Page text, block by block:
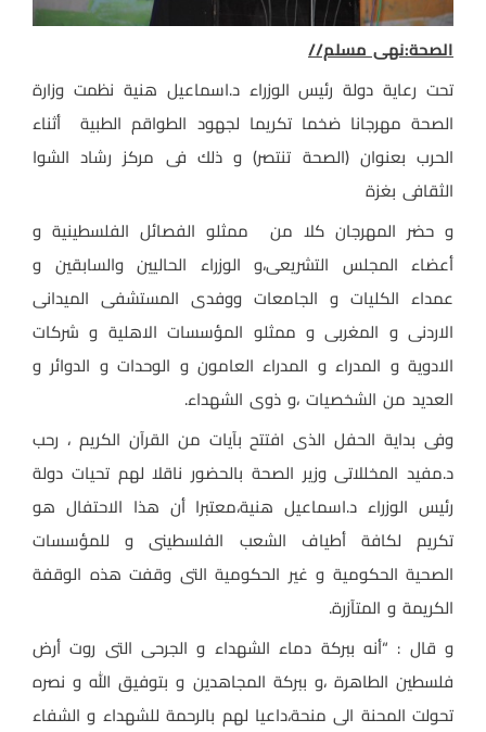
الصحة:نهى مسلم//
تحت رعاية دولة رئيس الوزراء د.اسماعيل هنية نظمت وزارة
الصحة مهرجانا ضخما تكريما لجهود الطواقم الطبية أثناء
الحرب بعنوان (الصحة تنتصر) و ذلك فى مركز رشاد الشوا
الثقافى بغزة
و حضر المهرجان كلا من ممثلو الفصائل الفلسطينية و
أعضاء المجلس التشريعى،و الوزراء الحاليين والسابقين و
عمداء الكليات و الجامعات ووفدى المستشفى الميدانى
الاردنى و المغربى و ممثلو المؤسسات الاهلية و شركات
الادوية و المدراء و المدراء العامون و الوحدات و الدوائر و
العديد من الشخصيات ،و ذوى الشهداء.
وفى بداية الحفل الذى افتتح بآيات من القرآن الكريم ، رحب
د.مفيد المخللاتى وزير الصحة بالحضور ناقلا لهم تحيات دولة
رئيس الوزراء د.اسماعيل هنية،معتبرا أن هذا الاحتفال هو
تكريم لكافة أطياف الشعب الفلسطينى و للمؤسسات
الصحية الحكومية و غير الحكومية التى وقفت هذه الوقفة
الكريمة و المتآزرة.
و قال : “أنه ببركة دماء الشهداء و الجرحى التى روت أرض
فلسطين الطاهرة ،و ببركة المجاهدين و بتوفيق الله و نصره
تحولت المحنة الى منحة،داعيا لهم بالرحمة للشهداء و الشفاء